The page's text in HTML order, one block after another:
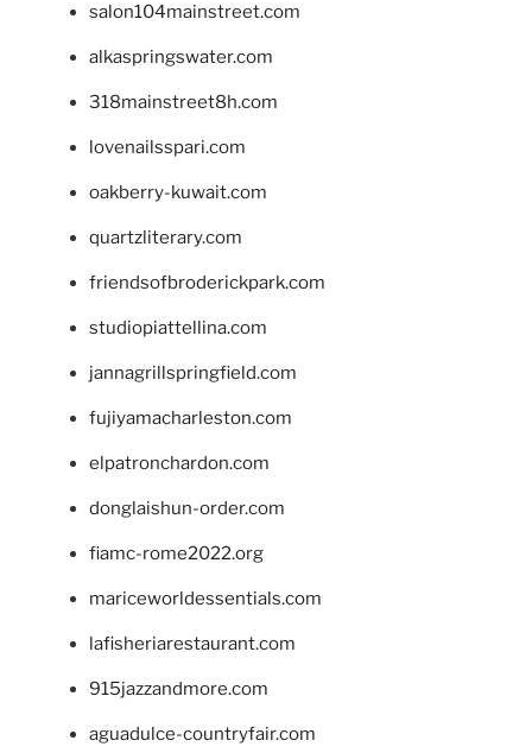
salon104mainstreet.com
alkaspringswater.com
318mainstreet8h.com
lovenailsspari.com
oakberry-kuwait.com
quartzliterary.com
friendsofbroderickpark.com
studiopiattellina.com
jannagrillspringfield.com
fujiyamacharleston.com
elpatronchardon.com
donglaishun-order.com
fiamc-rome2022.org
mariceworldessentials.com
lafisheriarestaurant.com
915jazzandmore.com
aguadulce-countryfair.com